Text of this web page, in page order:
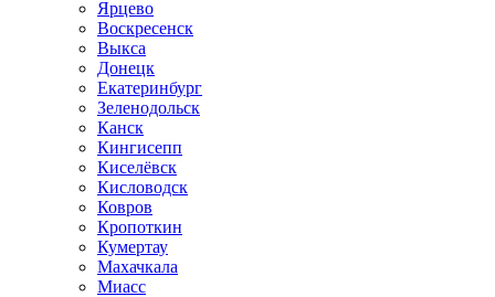
Ярцево
Воскресенск
Выкса
Донецк
Екатеринбург
Зеленодольск
Канск
Кингисепп
Киселёвск
Кисловодск
Ковров
Кропоткин
Кумертау
Махачкала
Миасс